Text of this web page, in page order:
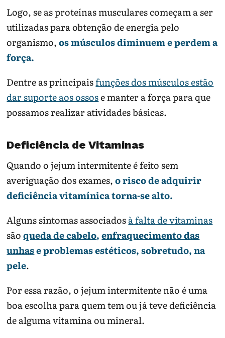
Logo, se as proteínas musculares começam a ser
utilizadas para obtenção de energia pelo
organismo,os músculos diminuem e perdem a
força.
Dentre as principaisfunções dos músculos estão
dar suporte aos ossose manter a força para que
possamos realizar atividades básicas.
Deficiência de Vitaminas
Quando o jejum intermitente é feito sem
averiguação dos exames,o risco de adquirir
deficiência vitamínica torna-se alto.
Alguns sintomas associadosà falta de vitaminas
são queda de cabelo,enfraquecimento das
unhase problemas estéticos, sobretudo, na
pele.
Por essa razão, o jejum intermitente não é uma
boa escolha para quem tem ou já teve deficiência
de alguma vitamina ou mineral.